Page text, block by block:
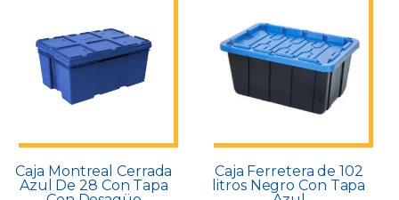
Caja Montreal Cerrada
Azul De 28 Con Tapa
Caja Ferretera de 102
litros Negro Con Tapa